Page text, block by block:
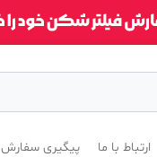
ارتباط با ما پیگیری سفارش